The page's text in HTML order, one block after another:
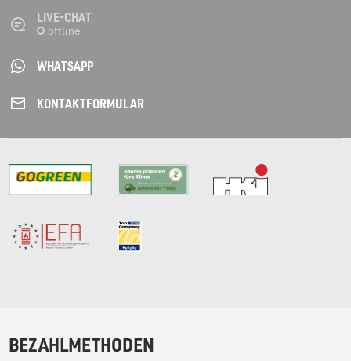
LIVE-CHAT
WHATSAPP
KONTAKT­FORMULAR
BEZAHLMETHODEN